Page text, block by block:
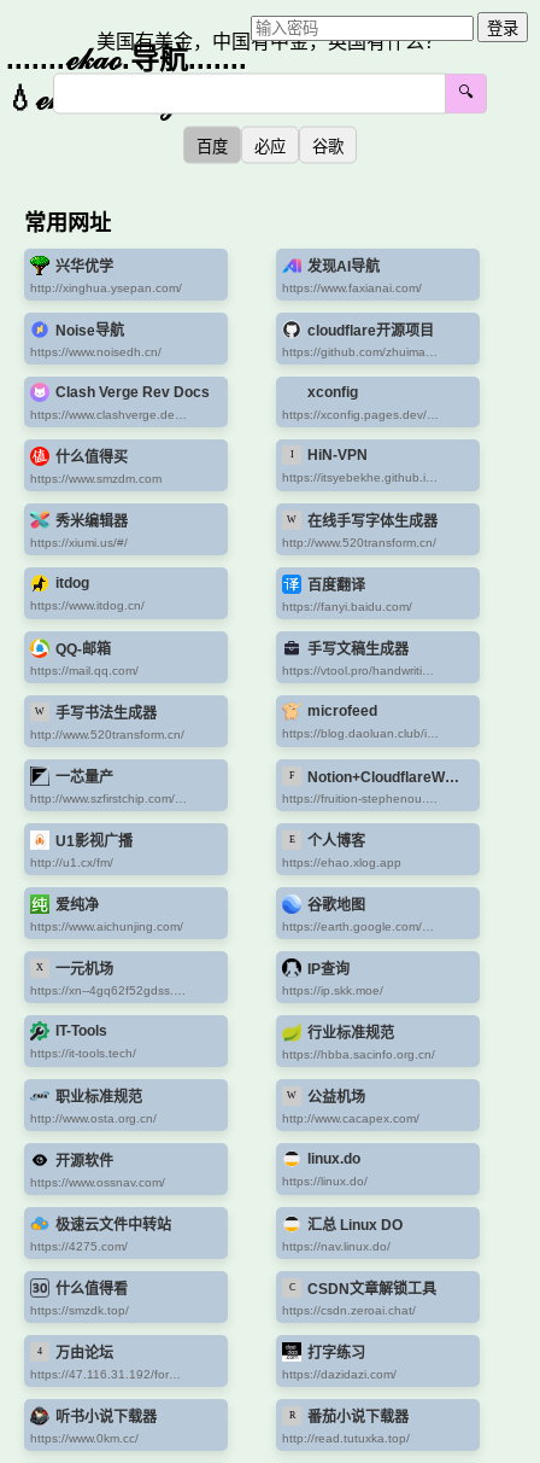
.......ℯ𝓀𝒶ℴ.导航.......
💧ℯ𝓀𝒶ℴ.ℯ𝓊.ℴ𝓇ℊ💧
美国有美金，中国有中金，英国有什么？
🔍
百度 必应 谷歌
登录
常用网址
兴华优学
http://xinghua.ysepan.com/
发现AI导航
https://www.faxianai.com/
Noise导航
https://www.noisedh.cn/
cloudflare开源项目
Clash Verge Rev Docs xconfig
什么值得买
https://www.smzdm.com
HiN-VPN
秀米编辑器
https://xiumi.us/#/
在线手写字体生成器
http://www.520transform.cn/
itdog
https://www.itdog.cn/
百度翻译
https://fanyi.baidu.com/
QQ-邮箱
https://mail.qq.com/
手写文稿生成器
手写书法生成器
http://www.520transform.cn/
microfeed
一芯量产 Notion+CloudflareWorkers 代碼生成
U1影视广播
http://u1.cx/fm/
个人博客
https://ehao.xlog.app
爱纯净
https://www.aichunjing.com/
谷歌地图
一元机场 IP查询
https://ip.skk.moe/
IT-Tools
https://it-tools.tech/
行业标准规范
https://hbba.sacinfo.org.cn/
职业标准规范
http://www.osta.org.cn/
公益机场
http://www.cacapex.com/
开源软件
https://www.ossnav.com/
linux.do
https://linux.do/
极速云文件中转站
https://4275.com/
汇总 Linux DO
https://nav.linux.do/
什么值得看
https://smzdk.top/
CSDN文章解锁工具
https://csdn.zeroai.chat/
万由论坛 打字练习
https://dazidazi.com/
听书小说下载器
https://www.0km.cc/
番茄小说下载器
http://read.tutuxka.top/